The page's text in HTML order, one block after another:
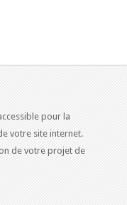
pour la
votre site internet.
de votre projet de